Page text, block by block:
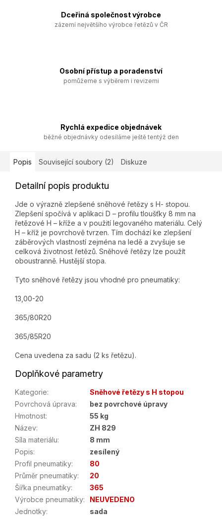
Dceřiná společnost výrobce
zázemí největšího výrobce řetězů v ČR
Osobní přístup a poradenství
pomůžeme s výběrem i revizemi
Rychlá expedice objednávek
běžné objednávky odesíláme ještě tentýž den
Popis Související soubory (2) Diskuze
Detailní popis produktu
Jde o výrazně zlepšené sněhové řetězy s H- stopou.
Zlepšení spočívá v aplikaci D – profilu tloušťky 8 mm na
řetězové H – kříže a v použití legovaného materiálu. Celý
H – kříž je povrchově tvrzen. Tím dochází ke zlepšení
záběrových vlastností zejména na ledě a zvyšuje se
celková životnost řetězů. Sněhové řetězy lze použít
oboustranně. Hustější stopa.
Tyto sněhové řetězy jsou vhodné pro pneumatiky:
13,00-20
365/80R20
365/85R20
Cena uvedena za sadu (2 ks řetězu).
Doplňkové parametry
Kategorie:
Sněhové řetězy s H stopou
Povrchová úprava:
bez povrchové úpravy
Hmotnost:
55 kg
Název:
ZH 829
Síla materiálu:
8 mm
Popis:
zesílený
Profil pneumatiky:
80
Průměr pneumatiky:
20
Šířka pneumatiky:
365
Výrobce pneumatiky:
NEUVEDENO
Jednotky: sada